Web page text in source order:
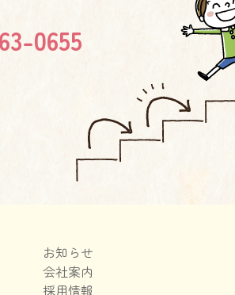
0655
お知らせ
会社案内
採用情報